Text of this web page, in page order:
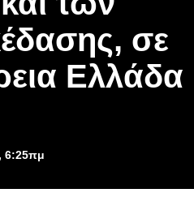
σε
Ελλάδα
6:25πμ